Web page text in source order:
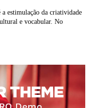
estimulação da criatividade
e vocabular. No